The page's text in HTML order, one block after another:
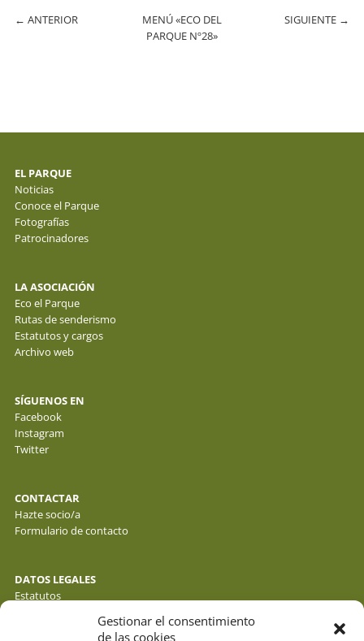
Gestionar el consentimiento
de las cookies
← ANTERIOR
MENÚ «ECO DEL
PARQUE Nº28»
SIGUIENTE →
EL PARQUE
Noticias
Conoce el Parque
Fotografías
Patrocinadores
LA ASOCIACIÓN
Eco el Parque
Rutas de senderismo
Estatutos y cargos
Archivo web
SÍGUENOS EN
Facebook
Instagram
Twitter
CONTACTAR
Hazte socio/a
Formulario de contacto
DATOS LEGALES
Estatutos
Política de cookies